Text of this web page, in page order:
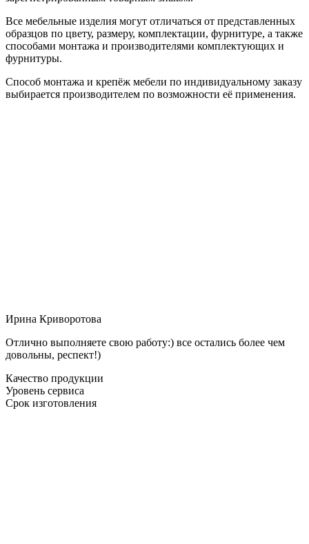
Все мебельные изделия могут отличаться от представленных
образцов по цвету, размеру, комплектации, фурнитуре, а также
способами монтажа и производителями комплектующих и
фурнитуры.
Способ монтажа и крепёж мебели по индивидуальному заказу
выбирается производителем по возможности её применения.
Ирина Криворотова
Отлично выполняете свою работу:) все остались более чем
довольны, респект!)
Качество продукции
Уровень сервиса
Срок изготовления